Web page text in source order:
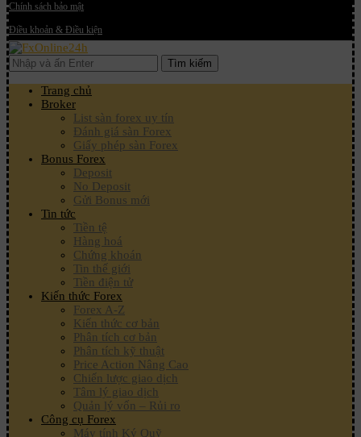
Chính sách bảo mật
Điều khoản & Điều kiện
Tìm kiếm
Trang chủ
Broker
List sàn forex uy tín
Đánh giá sàn Forex
Giấy phép sàn Forex
Bonus Forex
Deposit
No Deposit
Gửi Bonus mới
Tin tức
Tiền tệ
Hàng hoá
Chứng khoán
Tin thế giới
Tiền điện tử
Kiến thức Forex
Forex A-Z
Kiến thức cơ bản
Phân tích cơ bản
Phân tích kỹ thuật
Price Action Nâng Cao
Chiến lược giao dịch
Tâm lý giao dịch
Quản lý vốn – Rủi ro
Công cụ Forex
Máy tính Ký Quỹ